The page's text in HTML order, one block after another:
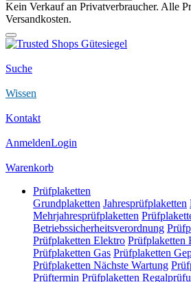
Kein Verkauf an Privatverbraucher. Alle
Versandkosten.
Suche
Wissen
Kontakt
AnmeldenLogin
Warenkorb
Prüfplaketten
Grundplaketten Jahresprüfplaketten
Mehrjahresprüfplaketten
Betriebssicherheitsverordnung
Prüfplaketten Elektro Prüfplaketten
Prüfplaketten Gas Prüfplaketten
Prüfplaketten Nächste Wartung
Prüftermin Prüfplaketten